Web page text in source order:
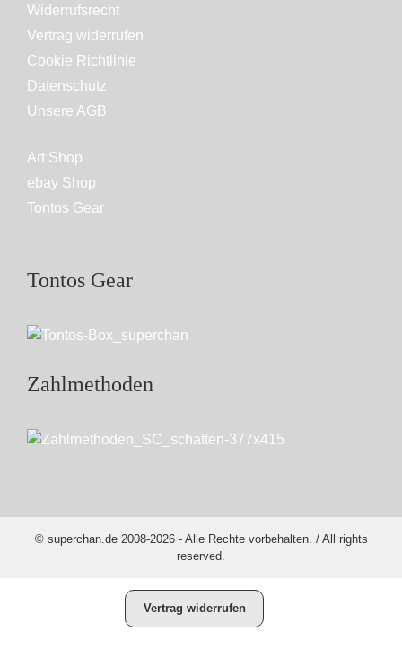
Widerrufsrecht
Vertrag widerrufen
Cookie Richtlinie
Datenschutz
Unsere AGB
Art Shop
ebay Shop
Tontos Gear
Tontos Gear
Zahlmethoden
© superchan.de 2008-2026 - Alle Rechte vorbehalten. / All rights
reserved.
Vertrag widerrufen